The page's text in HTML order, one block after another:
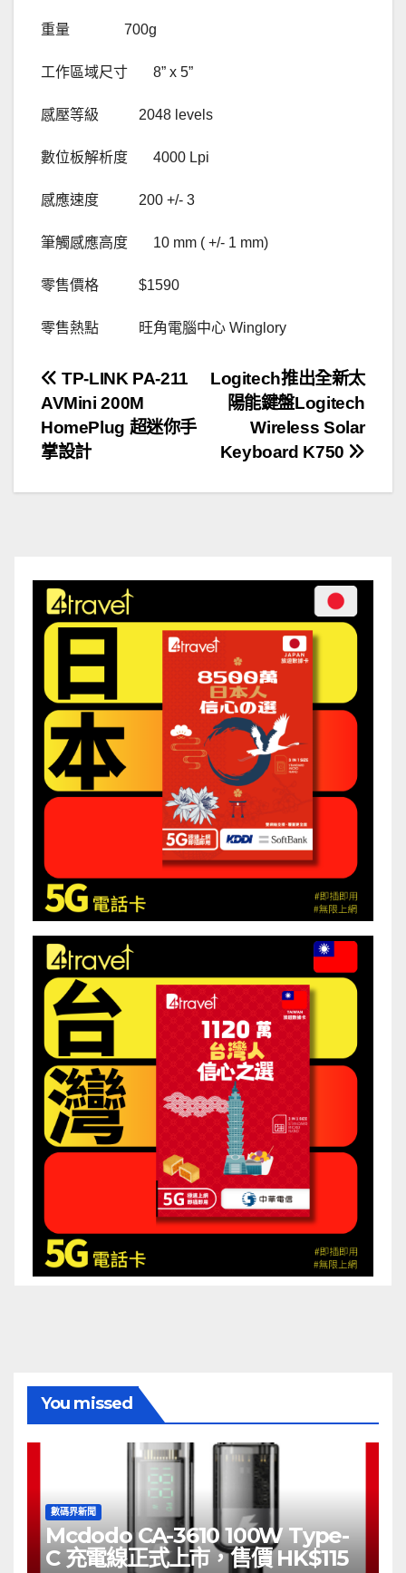
重量 700g
工作區域尺寸 8” x 5”
感壓等級 2048 levels
數位板解析度 4000 Lpi
感應速度 200 +/- 3
筆觸感應高度 10 mm ( +/- 1 mm)
零售價格 $1590
零售熱點 旺角電腦中心 Winglory
文
章
導
覽
Logitech推出全新太
陽能鍵盤Logitech
Wireless Solar
Keyboard K750
TP-LINK PA-211
AVMini 200M
HomePlug 超迷你手
掌設計
You missed
數碼界新聞
Mcdodo CA-3610 100W Type-
C 充電線正式上市，售價 HK$115